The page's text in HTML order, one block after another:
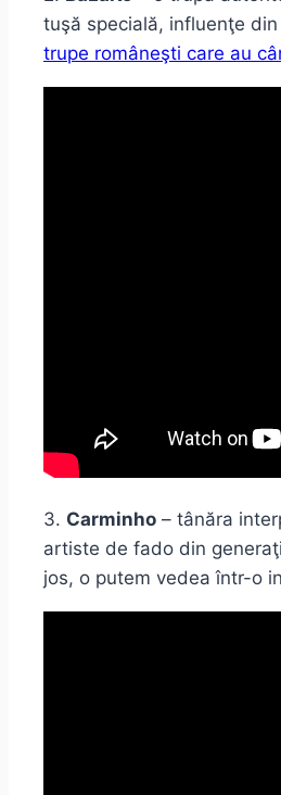
tuşă specială, influenţe
trupe româneşti care au
3. Carminho – tânăra
artiste de fado din
jos, o putem vedea într-o